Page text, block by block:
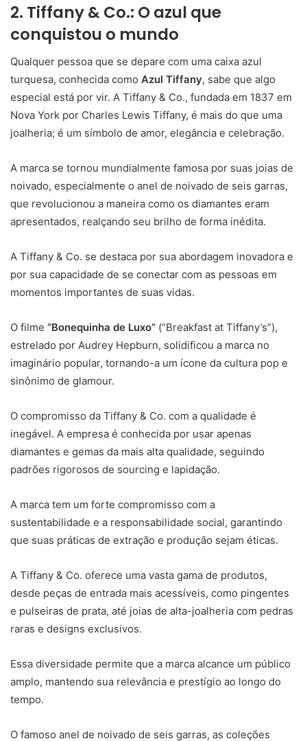
2. Tiffany & Co.: O azul que
conquistou o mundo
Qualquer pessoa que se depare com uma caixa azul
turquesa, conhecida como Azul Tiffany, sabe que algo
especial está por vir. A Tiffany & Co., fundada em 1837 em
Nova York por Charles Lewis Tiffany, é mais do que uma
joalheria; é um símbolo de amor, elegância e celebração.
A marca se tornou mundialmente famosa por suas joias de
noivado, especialmente o anel de noivado de seis garras,
que revolucionou a maneira como os diamantes eram
apresentados, realçando seu brilho de forma inédita.
A Tiffany & Co. se destaca por sua abordagem inovadora e
por sua capacidade de se conectar com as pessoas em
momentos importantes de suas vidas.
O filme “Bonequinha de Luxo” (“Breakfast at Tiffany’s”),
estrelado por Audrey Hepburn, solidificou a marca no
imaginário popular, tornando-a um ícone da cultura pop e
sinônimo de glamour.
O compromisso da Tiffany & Co. com a qualidade é
inegável. A empresa é conhecida por usar apenas
diamantes e gemas da mais alta qualidade, seguindo
padrões rigorosos de sourcing e lapidação.
A marca tem um forte compromisso com a
sustentabilidade e a responsabilidade social, garantindo
que suas práticas de extração e produção sejam éticas.
A Tiffany & Co. oferece uma vasta gama de produtos,
desde peças de entrada mais acessíveis, como pingentes
e pulseiras de prata, até joias de alta-joalheria com pedras
raras e designs exclusivos.
Essa diversidade permite que a marca alcance um público
amplo, mantendo sua relevância e prestígio ao longo do
tempo.
O famoso anel de noivado de seis garras, as coleções